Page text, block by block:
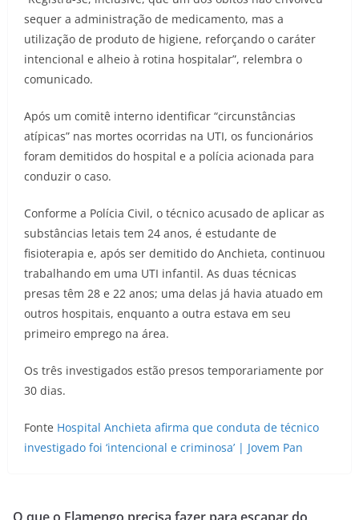
sequer a administração de medicamento, mas a
utilização de produto de higiene, reforçando o caráter
intencional e alheio à rotina hospitalar”, relembra o
comunicado.
Após um comitê interno identificar “circunstâncias
atípicas” nas mortes ocorridas na UTI, os funcionários
foram demitidos do hospital e a polícia acionada para
conduzir o caso.
Conforme a Polícia Civil, o técnico acusado de aplicar as
substâncias letais tem 24 anos, é estudante de
fisioterapia e, após ser demitido do Anchieta, continuou
trabalhando em uma UTI infantil. As duas técnicas
presas têm 28 e 22 anos; uma delas já havia atuado em
outros hospitais, enquanto a outra estava em seu
primeiro emprego na área.
Os três investigados estão presos temporariamente por
30 dias.
Fonte Hospital Anchieta afirma que conduta de técnico
investigado foi ‘intencional e criminosa’ | Jovem Pan